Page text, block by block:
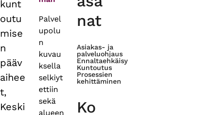
kunt
outu
mise
n
pääv
aihee
t,
Keski
Palvel
upolu
n
kuvau
ksella
selkiyt
ettiin
sekä
alueen
nat
Asiakas- ja
palveluohjaus
Ennaltaehkäisy
Kuntoutus
Prosessien
kehittäminen
Ko